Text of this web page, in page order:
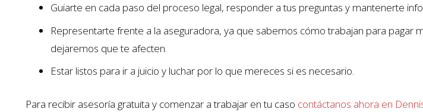
Guiarte en cada paso del proceso legal, responder a tus preguntas y mantenerte
Representarte frente a la aseguradora, ya que sabemos cómo trabajan para pagar
dejaremos que te afecten.
Estar listos para ir a juicio y luchar por lo que mereces si es necesario.
Para recibir asesoría gratuita y comenzar a trabajar en tu caso contáctanos ahora en